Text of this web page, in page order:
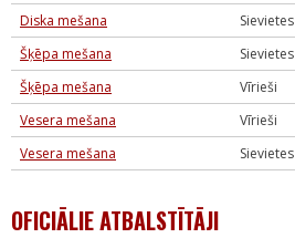
Diska mešana
Sievietes
Šķēpa mešana
Sievietes
Šķēpa mešana
Vīrieši
Vesera mešana
Vīrieši
Vesera mešana
Sievietes
OFICIĀLIE ATBALSTĪTĀJI